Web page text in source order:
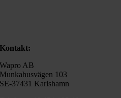
Kontakt:
Wapro AB
Munkahusvägen 103
SE-37431 Karlshamn